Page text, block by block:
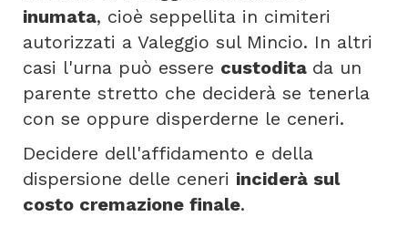
inumata, cioè seppellita in cimiteri
autorizzati a Valeggio sul Mincio. In altri
casi l'urna può essere custodita da un
parente stretto che deciderà se tenerla
con se oppure disperderne le ceneri.
Decidere dell'affidamento e della
dispersione delle ceneri inciderà sul
costo cremazione finale.